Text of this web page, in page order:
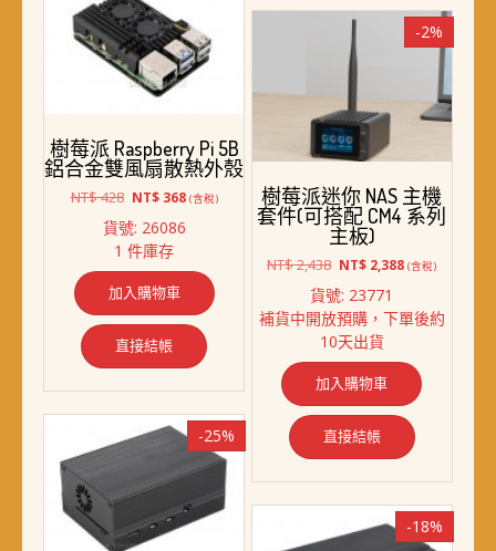
樹莓派 Raspberry Pi 5B
鋁合金雙風扇散熱外殼
NT$428 原
價
格：
NT$ 428。
NT$368目
價
NT$ 368。
(含稅)
貨號: 26086
1 件庫存
加入購物車
直接結帳
-2%
樹莓派迷你 NAS 主機
套件(可搭配 CM4 系列
主板)
NT$2,438 原
價
格：
NT$ 2,438。
NT$ 2,388目
格：
(含稅)
貨號: 23771
補貨中開放預購，下單後約
10天出貨
加入購物車
直接結帳
-25%
-18%